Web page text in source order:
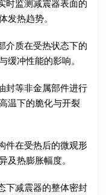
时监测减震器表面的
发热趋势。
介质在受热状态下的
缓冲性能的影响。
封等非金属部件进行
温下的脆化与开裂
件在受热后的微观形
及热膨胀幅度。
下减震器的整体密封